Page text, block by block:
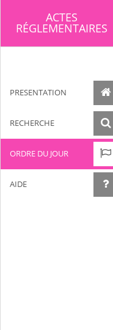
ACTES
RÉGLEMENTAIRES
PRESENTATION
RECHERCHE
ORDRE DU JOUR
AIDE